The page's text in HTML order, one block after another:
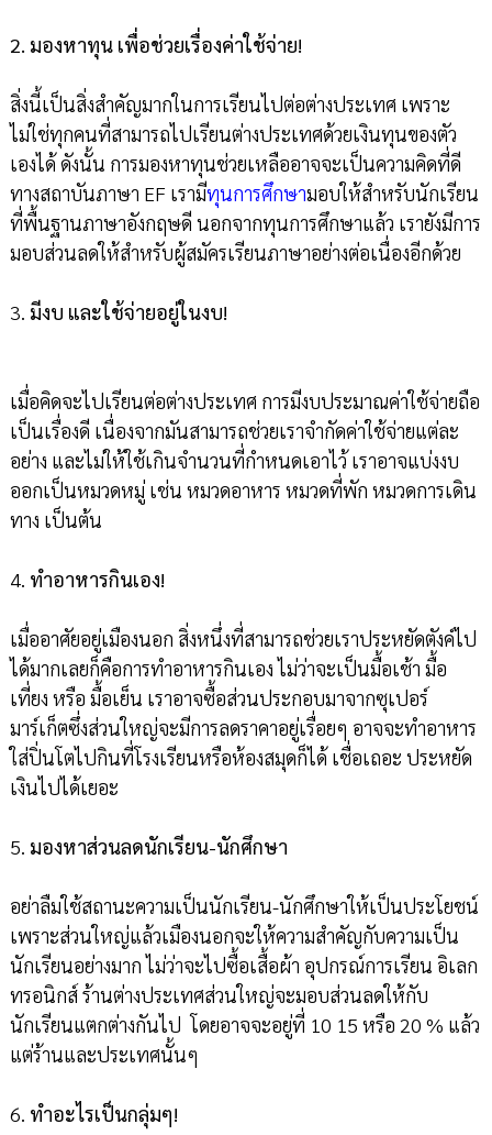
2. มองหาทุน เพื่อช่วยเรื่องค่าใช้จ่าย!
สิ่งนี้เป็นสิ่งสำคัญมากในการเรียนไปต่อต่างประเทศ เพราะ
ไม่ใช่ทุกคนที่สามารถไปเรียนต่างประเทศด้วยเงินทุนของตัว
เองได้ ดังนั้น การมองหาทุนช่วยเหลืออาจจะเป็นความคิดที่ดี
ทางสถาบันภาษา EF เรามีทุนการศึกษามอบให้สำหรับนักเรียน
ที่พื้นฐานภาษาอังกฤษดี นอกจากทุนการศึกษาแล้ว เรายังมีการ
มอบส่วนลดให้สำหรับผู้สมัครเรียนภาษาอย่างต่อเนื่องอีกด้วย
3. มีงบ และใช้จ่ายอยู่ในงบ!
เมื่อคิดจะไปเรียนต่อต่างประเทศ การมีงบประมาณค่าใช้จ่ายถือ
เป็นเรื่องดี เนื่องจากมันสามารถช่วยเราจำกัดค่าใช้จ่ายแต่ละ
อย่าง และไม่ให้ใช้เกินจำนวนที่กำหนดเอาไว้ เราอาจแบ่งงบ
ออกเป็นหมวดหมู่ เช่น หมวดอาหาร หมวดที่พัก หมวดการเดิน
ทาง เป็นต้น
4. ทำอาหารกินเอง!
เมื่ออาศัยอยู่เมืองนอก สิ่งหนึ่งที่สามารถช่วยเราประหยัดตังค์ไป
ได้มากเลยก็คือการทำอาหารกินเอง ไม่ว่าจะเป็นมื้อเช้า มื้อ
เที่ยง หรือ มื้อเย็น เราอาจซื้อส่วนประกอบมาจากซุเปอร์
มาร์เก็ตซึ่งส่วนใหญ่จะมีการลดราคาอยู่เรื่อยๆ อาจจะทำอาหาร
ใส่ปิ่นโตไปกินที่โรงเรียนหรือห้องสมุดก็ได้ เชื่อเถอะ ประหยัด
เงินไปได้เยอะ
5. มองหาส่วนลดนักเรียน-นักศึกษา
อย่าลืมใช้สถานะความเป็นนักเรียน-นักศึกษาให้เป็นประโยชน์
เพราะส่วนใหญ่แล้วเมืองนอกจะให้ความสำคัญกับความเป็น
นักเรียนอย่างมาก ไม่ว่าจะไปซื้อเสื้อผ้า อุปกรณ์การเรียน อิเลก
ทรอนิกส์ ร้านต่างประเทศส่วนใหญ่จะมอบส่วนลดให้กับ
นักเรียนแตกต่างกันไป โดยอาจจะอยู่ที่ 10 15 หรือ 20 % แล้ว
แต่ร้านและประเทศนั้นๆ
6. ทำอะไรเป็นกลุ่มๆ!